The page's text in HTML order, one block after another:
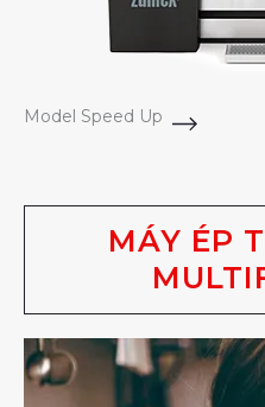
Model Speed Up
MÁY ÉP